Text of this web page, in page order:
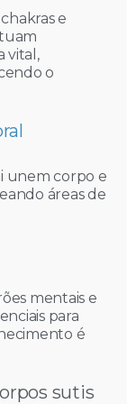
e
vital,
o
unem corpo e
áreas de
mentais e
para
é
sutis